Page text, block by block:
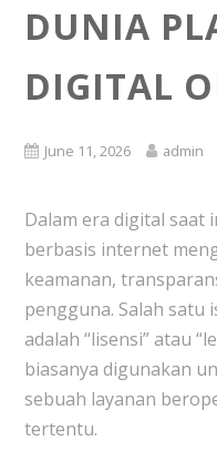
DUNIA
DIGITAL
June 11, 2026 admin
Dalam era digital saat
berbasis internet
keamanan,
pengguna. Salah satu
adalah “lisensi” atau
biasanya digunakan
sebuah layanan
tertentu.